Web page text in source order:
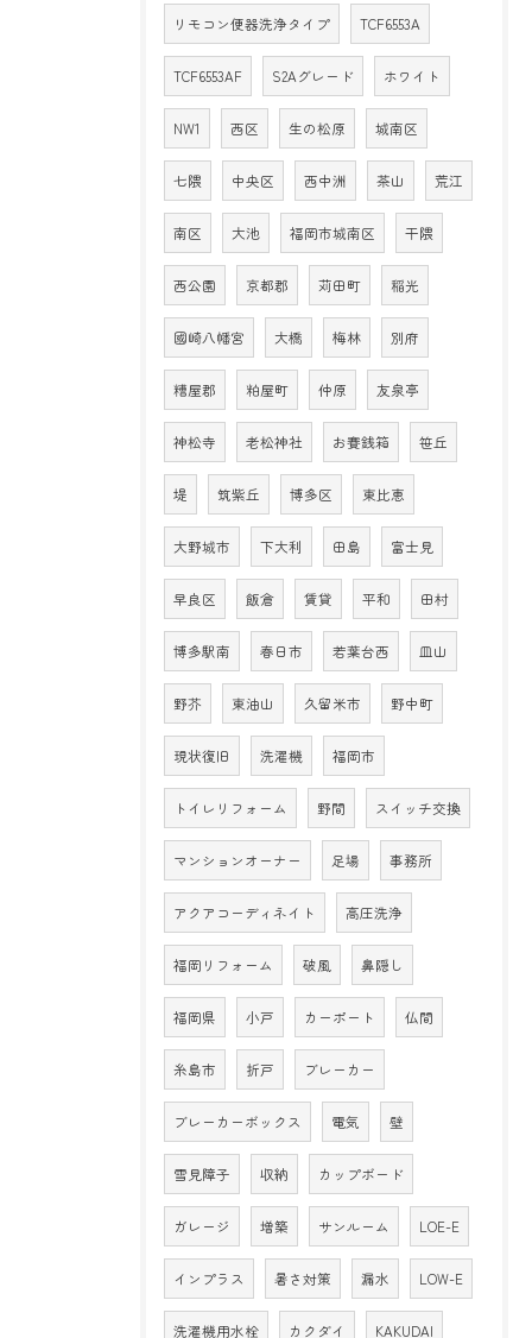
リモコン便器洗浄タイプ TCF6553A
TCF6553AF S2Aグレード ホワイト
NW1 西区 生の松原 城南区
七隈 中央区 西中洲 茶山 荒江
南区 大池 福岡市城南区 干隈
西公園 京都郡 苅田町 稲光
國崎八幡宮 大橋 梅林 別府
糟屋郡 粕屋町 仲原 友泉亭
神松寺 老松神社 お賽銭箱 笹丘
堤 筑紫丘 博多区 東比恵
大野城市 下大利 田島 富士見
早良区 飯倉 賃貸 平和 田村
博多駅南 春日市 若葉台西 皿山
野芥 東油山 久留米市 野中町
現状復旧 洗濯機 福岡市
トイレリフォーム 野間 スイッチ交換
マンションオーナー 足場 事務所
アクアコーディネイト 高圧洗浄
福岡リフォーム 破風 鼻隠し
福岡県 小戸 カーポート 仏間
糸島市 折戸 ブレーカー
ブレーカーボックス 電気 壁
雪見障子 収納 カップボード
ガレージ 増築 サンルーム LOE-E
インプラス 暑さ対策 漏水 LOW-E
洗濯機用水栓 カクダイ KAKUDAI